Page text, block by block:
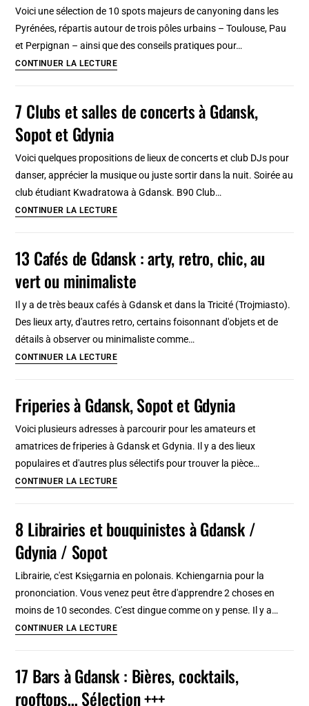
d’air
à
vélo
Voici une sélection de 10 spots majeurs de canyoning dans les
Pyrénées, répartis autour de trois pôles urbains – Toulouse, Pau
et Perpignan – ainsi que des conseils pratiques pour…
CONTINUER LA LECTURECanyoning
Pyrénées
depuis
Pau
perpignan
7 Clubs et salles de concerts à Gdansk,
Sopot et Gdynia
Voici quelques propositions de lieux de concerts et club DJs pour
danser, apprécier la musique ou juste sortir dans la nuit. Soirée au
club étudiant Kwadratowa à Gdansk. B90 Club…
CONTINUER LA LECTURE7
salles
de
Gdansk,
et
13 Cafés de Gdansk : arty, retro, chic, au
vert ou minimaliste
Il y a de très beaux cafés à Gdansk et dans la Tricité (Trojmiasto).
Des lieux arty, d'autres retro, certains foisonnant d'objets et de
détails à observer ou minimaliste comme…
CONTINUER LA LECTURE13
Gdansk
arty,
retro,
chic,
ou
Friperies à Gdansk, Sopot et Gdynia
Voici plusieurs adresses à parcourir pour les amateurs et
amatrices de friperies à Gdansk et Gdynia. Il y a des lieux
populaires et d'autres plus sélectifs pour trouver la pièce…
CONTINUER LA LECTUREFriperies
Sopot
8 Librairies et bouquinistes à Gdansk /
Gdynia / Sopot
Librairie, c'est Księgarnia en polonais. Kchiengarnia pour la
prononciation. Vous venez peut être d'apprendre 2 choses en
moins de 10 secondes. C'est dingue comme on y pense. Il y a…
CONTINUER LA LECTURE8
bouquinistes
à
17 Bars à Gdansk : Bières, cocktails,
rooftops… Sélection +++